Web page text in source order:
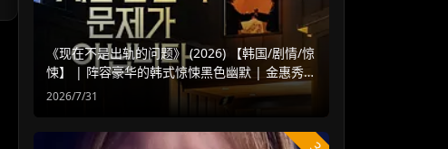
《现在不是出轨的问题》 (2026) 【韩国/剧情/惊
悚】 | 阵容豪华的韩式惊悚黑色幽默 | 金惠秀 x
赵汝贞强强联手
2026/7/31